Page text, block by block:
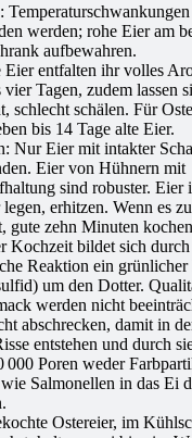
werden; rohe Eier am
aufbewahren.
Eier entfalten ihr volles
vier Tagen, zudem lassen
schlecht schälen. Für
bis 14 Tage alte Eier.
Nur Eier mit intakter
Eier von Hühnern mit
sind robuster. Eier
legen, erhitzen. Wenn es
gute zehn Minuten
Kochzeit bildet sich
Reaktion ein
um den Dotter.
werden nicht
abschrecken, damit in
entstehen und durch
000 Poren weder
Salmonellen in das Ei
Ostereier, im